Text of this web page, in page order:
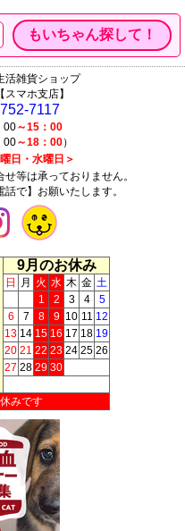
活雑貨ショップ
マホ支店】
7117
00～15：00
00～18：00）
日・水曜日＞
等は承っておりません。
で】お願いたします。
9月のお休み
日 月 火 水 木 金 土
1 2 3 4
5
6 7 8 9 10 11 12
13 14 15 16 17 18 19
20 21 22 23 24 25 26
27 28 29 30
みです